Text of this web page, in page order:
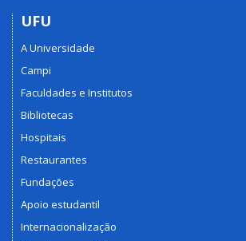
UFU
A Universidade
Campi
Faculdades e Institutos
Bibliotecas
Hospitais
Restaurantes
Fundações
Apoio estudantil
Internacionalização